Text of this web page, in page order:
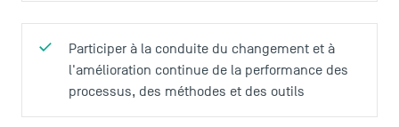
Participer à la conduite du changement et à
l'amélioration continue de la performance des
processus, des méthodes et des outils